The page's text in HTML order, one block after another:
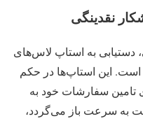
نقدینگی
دستیابی به استاپ‌ لاس‌های
این استاپ‌ها در حکم
تامین سفارشات خود به
به‌ سرعت باز می‌گردد،